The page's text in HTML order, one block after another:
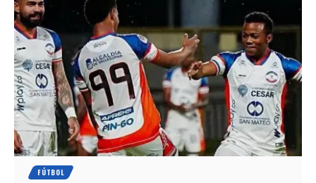
FÚTBOL